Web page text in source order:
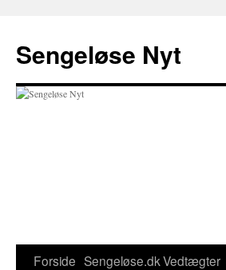
indhold
Sengeløse Nyt
Forside Sengeløse.dkVedtægter